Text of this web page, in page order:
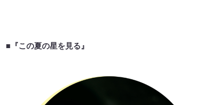
■『この夏の星を見る』